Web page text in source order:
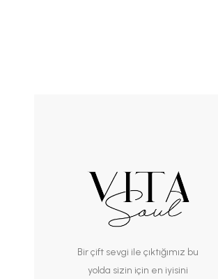
Bir çift sevgi ile çıktığımız bu
yolda sizin için en iyisini